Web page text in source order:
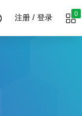
0
注册 / 登录